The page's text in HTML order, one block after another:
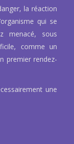
la réaction
qui se
menacé, sous
comme un
premier rendez-
une